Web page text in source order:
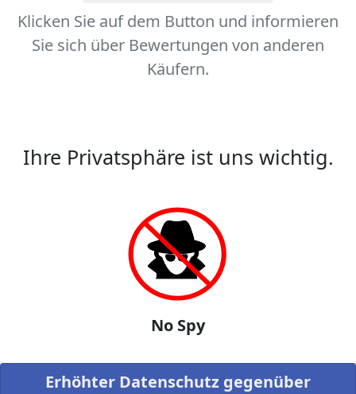
Klicken Sie auf dem Button und informieren
Sie sich über Bewertungen von anderen
Käufern.
Ihre Privatsphäre ist uns wichtig.
No Spy
Erhöhter Datenschutz gegenüber